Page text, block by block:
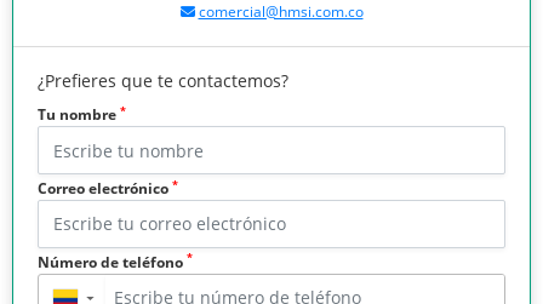
comercial@hmsi.com.co
¿Prefieres que te contactemos?
Tu nombre *
Correo electrónico *
Número de teléfono *
▼